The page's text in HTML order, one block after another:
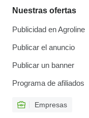
Nuestras ofertas
Publicidad en Agroline
Publicar el anuncio
Publicar un banner
Programa de afiliados
Empresas